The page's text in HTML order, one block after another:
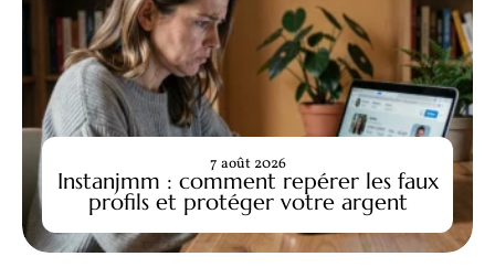
Instanjmm : comment repérer les faux
profils et protéger votre argent
7 août 2026